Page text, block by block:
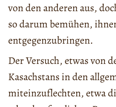
von den anderen aus,
so darum bemühen,
entgegenzubringen.
Der Versuch, etwas von
Kasachstans in den
miteinzuflechten, etwa